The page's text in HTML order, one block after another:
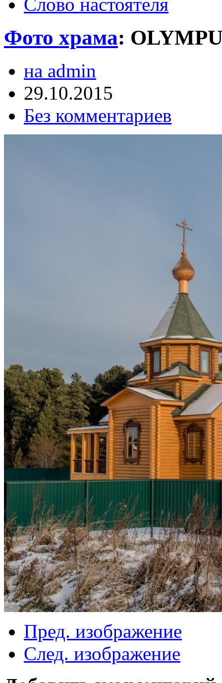
Фото храма:
на admin
29.10.2015
Без комментариев
Пред. изображение
След. изображение